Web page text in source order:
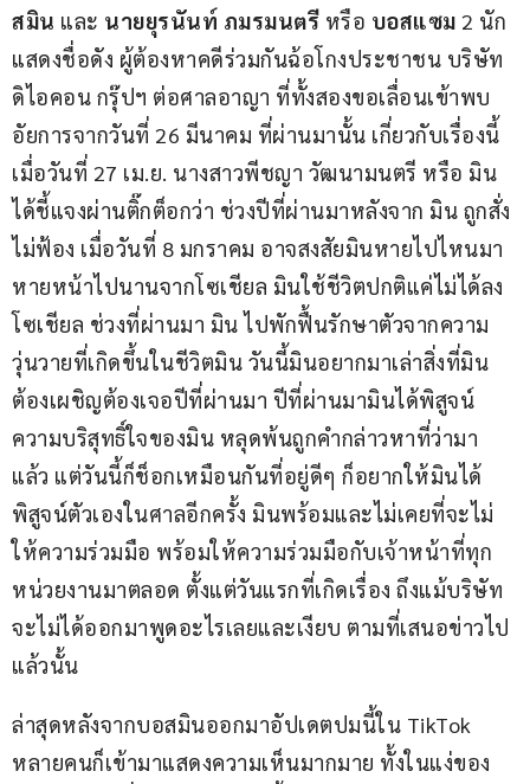
สมิน และ นายยุรนันท์ ภมรมนตรี หรือ บอสแซม 2 นัก
แสดงชื่อดัง ผู้ต้องหาคดีร่วมกันฉ้อโกงประชาชน บริษัท
ดิไอคอน กรุ๊ปฯ ต่อศาลอาญา ที่ทั้งสองขอเลื่อนเข้าพบ
อัยการจากวันที่ 26 มีนาคม ที่ผ่านมานั้น เกี่ยวกับเรื่องนี้
เมื่อวันที่ 27 เม.ย. นางสาวพีชญา วัฒนามนตรี หรือ มิน
ได้ชี้แจงผ่านติ๊กต็อกว่า ช่วงปีที่ผ่านมาหลังจาก มิน ถูกสั่ง
ไม่ฟ้อง เมื่อวันที่ 8 มกราคม อาจสงสัยมินหายไปไหนมา
หายหน้าไปนานจากโซเชียล มินใช้ชีวิตปกติแค่ไม่ได้ลง
โซเชียล ช่วงที่ผ่านมา มิน ไปพักฟื้นรักษาตัวจากความ
วุ่นวายที่เกิดขึ้นในชีวิตมิน วันนี้มินอยากมาเล่าสิ่งที่มิน
ต้องเผชิญต้องเจอปีที่ผ่านมา ปีที่ผ่านมามินได้พิสูจน์
ความบริสุทธิ์ใจของมิน หลุดพ้นถูกคำกล่าวหาที่ว่ามา
แล้ว แต่วันนี้ก็ช็อกเหมือนกันที่อยู่ดีๆ ก็อยากให้มินได้
พิสูจน์ตัวเองในศาลอีกครั้ง มินพร้อมและไม่เคยที่จะไม่
ให้ความร่วมมือ พร้อมให้ความร่วมมือกับเจ้าหน้าที่ทุก
หน่วยงานมาตลอด ตั้งแต่วันแรกที่เกิดเรื่อง ถึงแม้บริษัท
จะไม่ได้ออกมาพูดอะไรเลยและเงียบ ตามที่เสนอข่าวไป
แล้วนั้น
ล่าสุดหลังจากบอสมินออกมาอัปเดตปมนี้ใน TikTok
หลายคนก็เข้ามาแสดงความเห็นมากมาย ทั้งในแง่ของ